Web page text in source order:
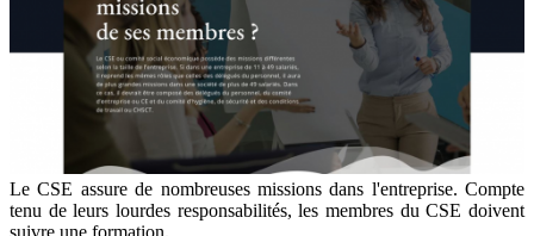
Le CSE assure de nombreuses missions dans l'entreprise. Compte
tenu de leurs lourdes responsabilités, les membres du CSE doivent
suivre une formation.